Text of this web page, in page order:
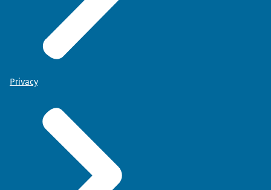
Privacy